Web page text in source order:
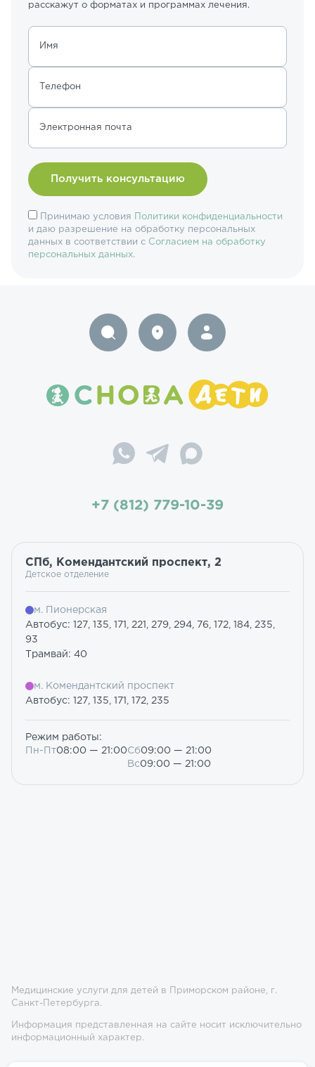
расскажут о форматах и программах лечения.
Имя
Телефон
Электронная почта
Принимаю условия
Политики конфиденциальности
и даю разрешение на обработку персональных
данных в соответствии с Согласием на обработку
персональных данных.
+7 (812) 779-10-39
СПб, Комендантский проспект, 2
Детское отделение
м. Пионерская
Автобус: 127, 135, 171, 221, 279, 294, 76, 172, 184, 235,
93
Трамвай: 40
м. Комендантский проспект
Автобус: 127, 135, 171, 172, 235
Режим работы:
Пн-Пт08:00 — 21:00Сб09:00 — 21:00
Вс09:00 — 21:00
Медицинские услуги для детей в Приморском районе, г.
Санкт-Петербурга.
Информация представленная на сайте носит исключительно
информационный характер.